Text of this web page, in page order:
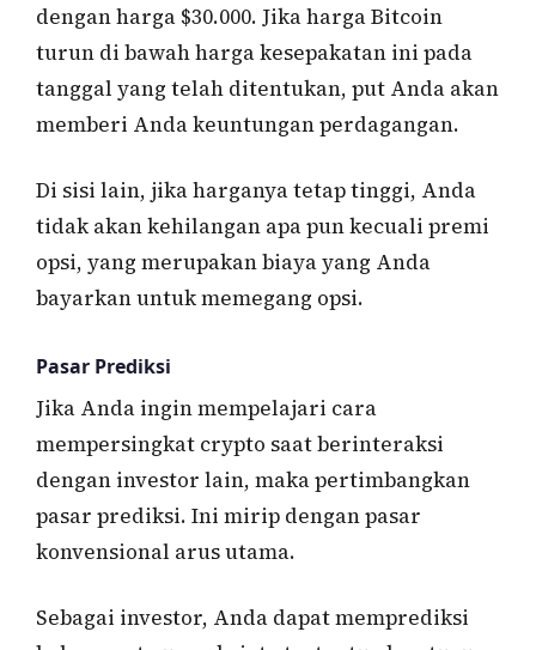
dengan harga $30.000. Jika harga Bitcoin
turun di bawah harga kesepakatan ini pada
tanggal yang telah ditentukan, put Anda akan
memberi Anda keuntungan perdagangan.
Di sisi lain, jika harganya tetap tinggi, Anda
tidak akan kehilangan apa pun kecuali premi
opsi, yang merupakan biaya yang Anda
bayarkan untuk memegang opsi.
Pasar Prediksi
Jika Anda ingin mempelajari cara
mempersingkat crypto saat berinteraksi
dengan investor lain, maka pertimbangkan
pasar prediksi. Ini mirip dengan pasar
konvensional arus utama.
Sebagai investor, Anda dapat memprediksi